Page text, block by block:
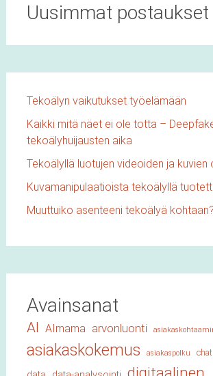
Uusimmat postaukset
Tekoälyn vaikutukset työelämään
Kaikki mitä näet ei ole totta –
tekoälyhuijausten aika
Tekoälyllä luotujen videoiden ja kuvien
Kuvamanipulaatioista tekoälyllä
Muuttuiko asenteeni tekoälyä kohtaan?
Avainsanat
AI AImama arvonluonti
asiakaskokemus asiakaspolku